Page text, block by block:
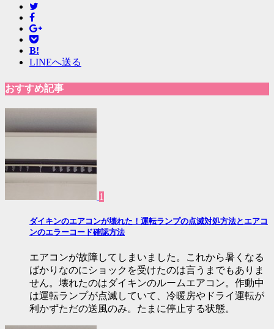
B!
LINEへ送る
おすすめ記事
1
ダイキンのエアコンが壊れた！運転ランプの点滅対処方法とエアコ
ンのエラーコード確認方法
エアコンが故障してしまいました。これから暑くなる
ばかりなのにショックを受けたのは言うまでもありま
せん。壊れたのはダイキンのルームエアコン。作動中
は運転ランプが点滅していて、冷暖房やドライ運転が
利かずただの送風のみ。たまに停止する状態。